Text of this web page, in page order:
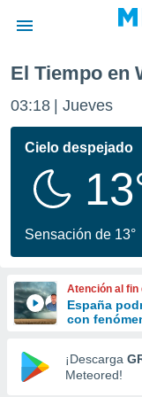
de
por
se
calidad.
a este
las
y
forma
digital
basada
El Tiempo en
03:18 Jueves
Cielo despejado
Sensación de 13°
Atención al fin
España
con
¡Descarga
Meteored!